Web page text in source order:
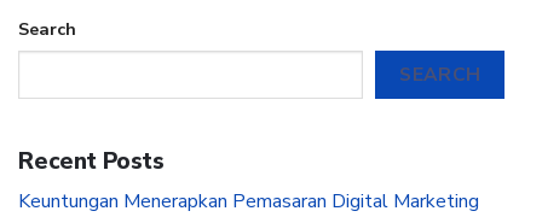
Search
SEARCH
Recent Posts
Keuntungan Menerapkan Pemasaran Digital Marketing